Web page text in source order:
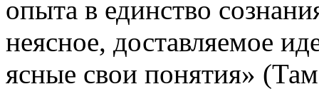
опыта в единство
неясное, доставляемое
ясные свои понятия»